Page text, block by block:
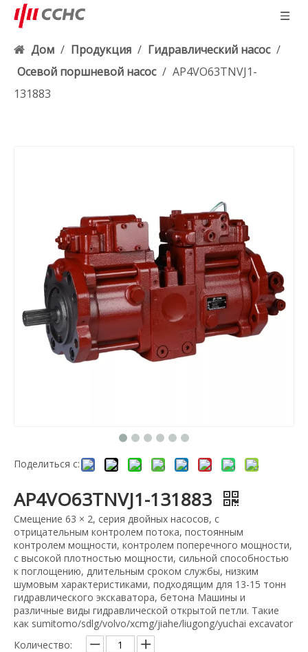
Дом / Продукция / Гидравлический насос /
Осевой поршневой насос / AP4VO63TNVJ1-
131883
Поделиться с:
AP4VO63TNVJ1-131883
Смещение 63 × 2, серия двойных насосов, с
отрицательным контролем потока, постоянным
контролем мощности, контролем поперечного мощности,
с высокой плотностью мощности, сильной способностью
к поглощению, длительным сроком службы, низким
шумовым характеристиками, подходящим для 13-15 тонн
гидравлического экскаватора, бетона Машины и
различные виды гидравлической открытой петли. Такие
как sumitomo/sdlg/volvo/xcmg/jiahe/liugong/yuchai excavator
Количество: